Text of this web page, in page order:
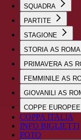
SQUADRA
PARTITE
STAGIONE
STORIA AS ROMA
PRIMAVERA AS
FEMMINILE AS
GIOVANILI AS
COPPE EUROPEE
COPPA ITALIA
INFO BIGLIETTI
FOTO